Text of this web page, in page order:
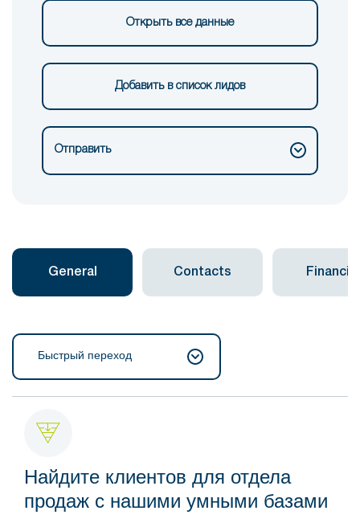
Открыть все данные
Добавить в список лидов
Отправить
General Contacts Financial
Быстрый переход
Найдите клиентов для отдела
продаж с нашими умными базами